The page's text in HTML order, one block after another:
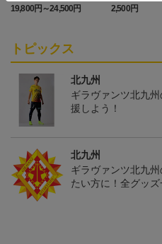
安田J3リーグ」オーセン
ティックユニフォームFP
19,800円～24,500円
マワリ タオル
2,500円
トピックス
北九州
ギラヴァンツ北九
援しよう！
北九州
ギラヴァンツ北九
たい方に！全グッズ